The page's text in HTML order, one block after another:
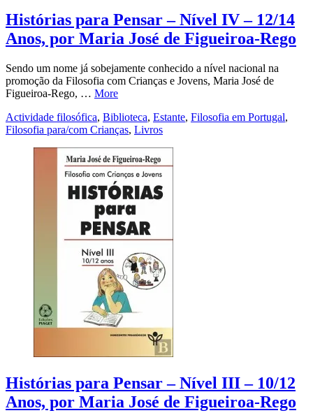
Histórias para Pensar – Nível IV – 12/14
Anos, por Maria José de Figueiroa-Rego
Sendo um nome já sobejamente conhecido a nível nacional na
promoção da Filosofia com Crianças e Jovens, Maria José de
Figueiroa-Rego, … More
Actividade filosófica, Biblioteca, Estante, Filosofia em Portugal,
Filosofia para/com Crianças, Livros
Histórias para Pensar – Nível III – 10/12
Anos, por Maria José de Figueiroa-Rego